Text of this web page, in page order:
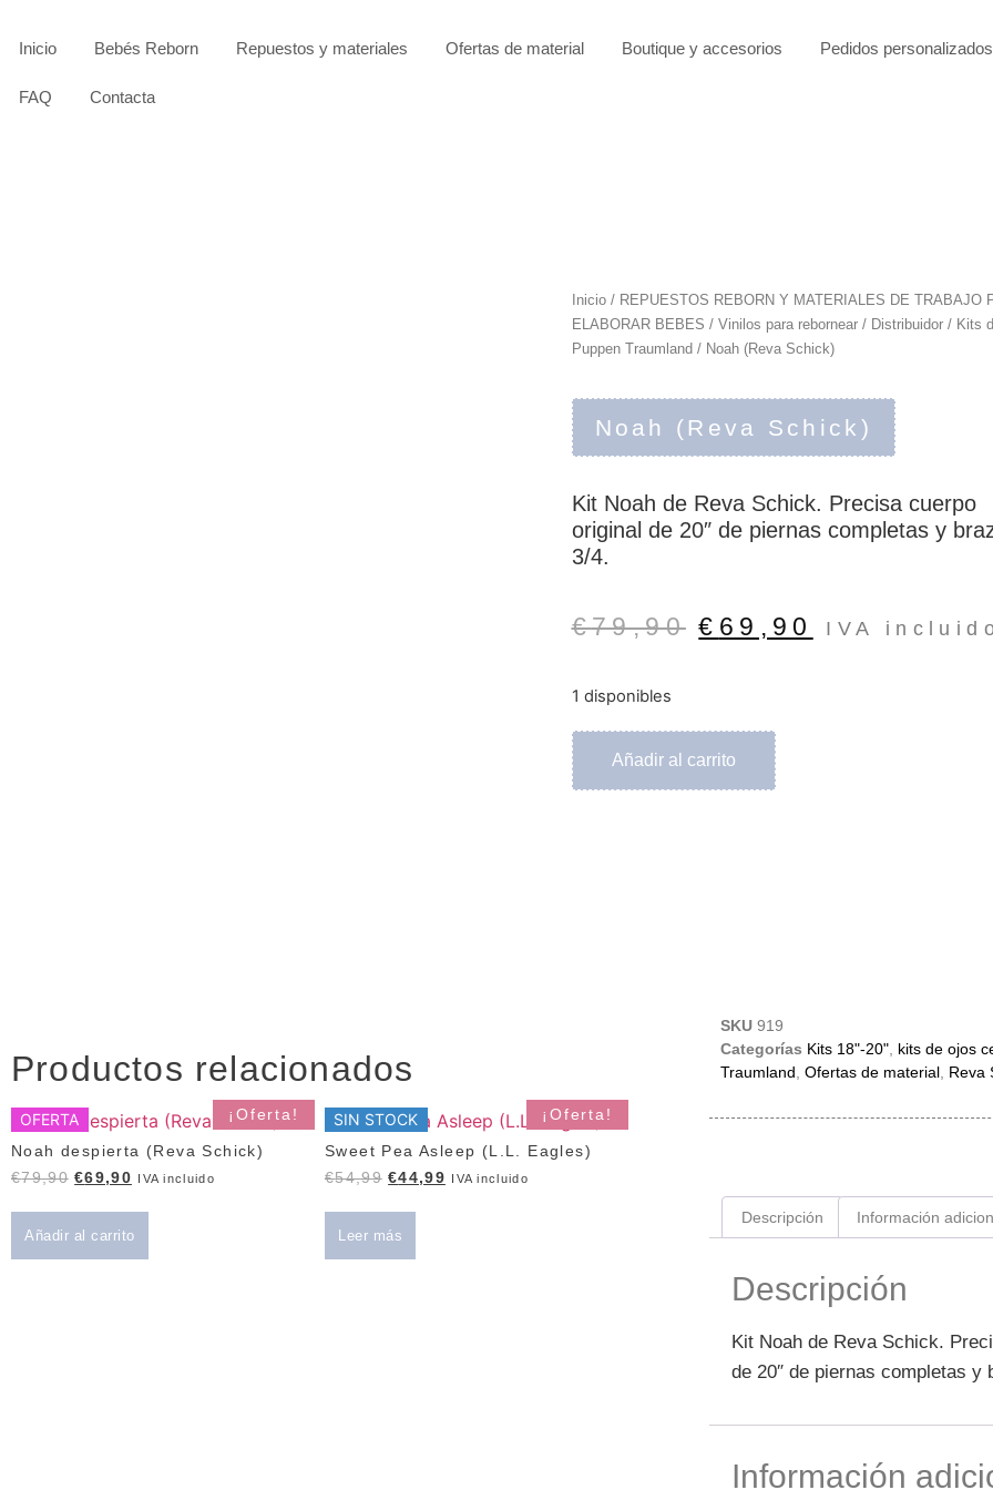
Inicio Bebés Reborn Repuestos y materiales Ofertas de material Boutique y accesorios Pedidos personalizados
FAQ Contacta
Inicio/ REPUESTOS REBORN Y MATERIALES DE TRABAJO
ELABORAR BEBES / Vinilos para rebornear/ Distribuidor/ Kits
Puppen Traumland / Noah (Reva Schick)
Noah (Reva Schick)
Kit Noah de Reva Schick. Precisa cuerpo
original de 20″ de piernas completas y
3/4.
€79,90 € 69,90 IVA
1 disponibles
Añadir al carrito
Productos relacionados
¡Oferta!
OFERTA
Noah despierta (Reva Schick)
€79,90 €69,90 IVA incluido
Añadir al carrito
¡Oferta!
SIN STOCK
Sweet Pea Asleep (L.L. Eagles)
€54,99 €44,99 IVA incluido
Leer más
SKU 919
Categorías Kits 18"-20" kits de ojos
Traumland Ofertas de material Reva
Descripción Información
Descripción
Kit Noah de Reva Schick.
de 20″ de piernas completas y
Información